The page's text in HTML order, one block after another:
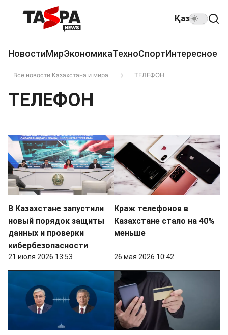
Қаз
НовостиМирЭкономикаТехноСпортИнтересное
Все новости Казахстана и мира ТЕЛЕФОН
ТЕЛЕФОН
В Казахстане запустили
новый порядок защиты
данных и проверки
кибербезопасности
21 июля 2026 13:53
Краж телефонов в
Казахстане стало на 40%
меньше
26 мая 2026 10:42